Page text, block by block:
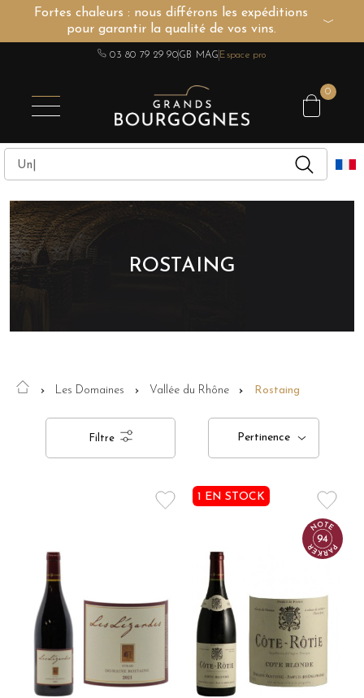
Fortes chaleurs : nous différons les expéditions
pour garantir la qualité de vos vins.
03 80 79 29 90GB MAG Espace pro
0
VINS DE BOURGOGNE
CHAMPAGNE
AUTRES RÉGIONS
SPIRITUEUX
DOMAINES
ROSTAING
Les Domaines Vallée du Rhône Rostaing
Filtre Pertinence
1 EN STOCK
94